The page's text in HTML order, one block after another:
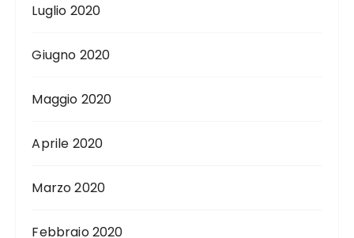
Luglio 2020
Giugno 2020
Maggio 2020
Aprile 2020
Marzo 2020
Febbraio 2020